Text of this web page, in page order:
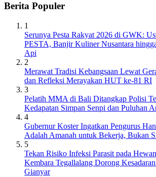
Berita Populer
1
Serunya Pesta Rakyat 2026 di GWK:
PESTA, Banjir Kuliner Nusantara
Api
2
Merawat Tradisi Kebangsaan Lewat
dan Refleksi Merayakan HUT ke-81 RI
3
Pelatih MMA di Bali Ditangkap Polisi
Kedapatan Simpan Senpi dan Puluhan
4
Gubernur Koster Ingatkan Pengurus
Adalah Amanah untuk Bekerja, Bukan
5
Tekan Risiko Infeksi Parasit pada
Kembara Tegallalang Dorong
Gianyar